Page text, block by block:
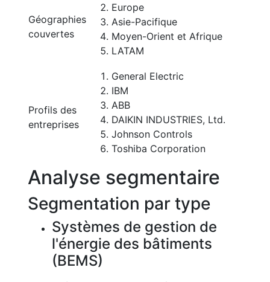
Géographies
couvertes
Europe
Asie-Pacifique
Moyen-Orient et Afrique
LATAM
Profils des
entreprises
General Electric
IBM
ABB
DAIKIN INDUSTRIES, Ltd.
Johnson Controls
Toshiba Corporation
Analyse segmentaire
Segmentation par type
Systèmes de gestion de
l'énergie des bâtiments
(BEMS)